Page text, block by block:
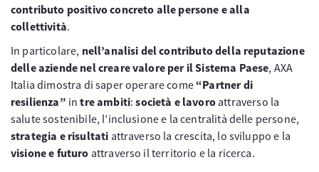
contributo positivo concreto alle persone e alla
collettività.
In particolare, nell’analisi del contributo della reputazione
delle aziende nel creare valore per il Sistema Paese, AXA
Italia dimostra di saper operare come “Partner di
resilienza” intre ambiti:società e lavoroattraverso la
salute sostenibile, l’inclusione e la centralità delle persone,
strategia e risultati attraverso la crescita, lo sviluppo e la
visione e futuro attraverso il territorio e la ricerca.